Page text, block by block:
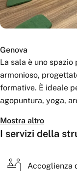
Genova
La sala è uno
armonioso,
formative. È ideale
agopuntura, yoga,
un ambiente che
benessere. Grazie
diverse esigenze
Mostra altro
I servizi della
Accoglienza